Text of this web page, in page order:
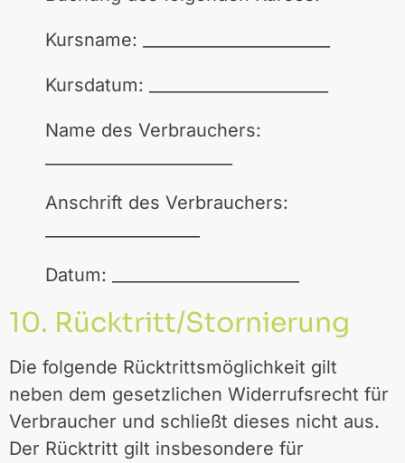
Kursname: _______________________
Kursdatum: ______________________
Name des Verbrauchers:
Anschrift des Verbrauchers:
Datum: _______________________
10. Rücktritt/Stornierung
Die folgende Rücktrittsmöglichkeit gilt
neben dem gesetzlichen Widerrufsrecht für
Verbraucher und schließt dieses nicht aus.
Der Rücktritt gilt insbesondere für